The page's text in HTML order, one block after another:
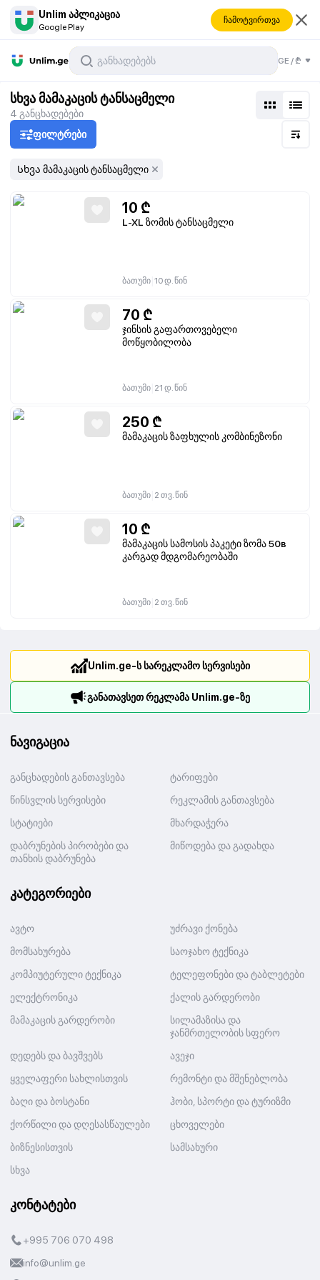
Unlim აპლიკაცია
Google Play
ჩამოტვირთვა
GE /₾
სხვა მამაკაცის ტანსაცმელი
4 განცხადებები
ფილტრები
Სხვა მამაკაცის ტანსაცმელი
10 ₾
L-XL ზომის ტანსაცმელი
ბათუმი 10 დ. წინ
70 ₾
ჯინსის გაფართოვებელი
მოწყობილობა
ბათუმი 21 დ. წინ
250 ₾
მამაკაცის ზაფხულის კომბინეზონი
ბათუმი 2 თვ. წინ
10 ₾
მამაკაცის სამოსის პაკეტი ზომა 50в
კარგად მდგომარეობაში
ბათუმი 2 თვ. წინ
Unlim.ge-ს სარეკლამო სერვისები
განათავსეთ რეკლამა Unlim.ge-ზე
ნავიგაცია
განცხადების განთავსება
ტარიფები
წინსვლის სერვისები
რეკლამის განთავსება
სტატიები
მხარდაჭერა
დაბრუნების პირობები და
თანხის დაბრუნება
მიწოდება და გადახდა
კატეგორიები
ავტო
უძრავი ქონება
მომსახურება
საოჯახო ტექნიკა
კომპიუტერული ტექნიკა
ტელეფონები და ტაბლეტები
ელექტრონიკა
ქალის გარდერობი
მამაკაცის გარდერობი
სილამაზისა და
ჯანმრთელობის სფერო
დედებს და ბავშვებს
ავეჯი
ყველაფერი სახლისთვის
რემონტი და მშენებლობა
ბაღი და ბოსტანი
ჰობი, სპორტი და ტურიზმი
ქორწილი და დღესასწაულები
ცხოველები
ბიზნესისთვის
სამსახური
სხვა
კონტატები
+995 706 070 498
info@unlim.ge